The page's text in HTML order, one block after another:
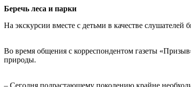
Беречь леса и парки
На экскурсии вместе с детьми в качестве
Во время общения с корреспондентом газеты
природы.